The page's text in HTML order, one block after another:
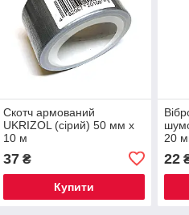
Скотч армований
UKRIZOL (сірий) 50 мм х
10 м
37₴
Купити
20
22